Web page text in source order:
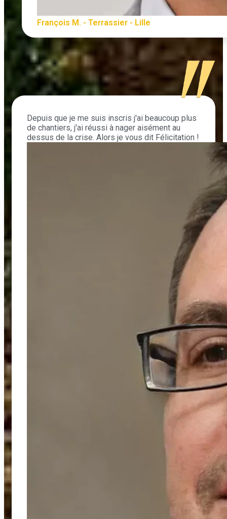
François M. - Terrassier - Lille
Depuis que je me suis inscris j'ai beaucoup plus
de chantiers, j'ai réussi à nager aisément au
dessus de la crise. Alors je vous dit Félicitation !